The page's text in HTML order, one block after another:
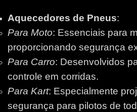
Aquecedores de Pneus:
Para Moto: Essenciais para
proporcionando segurança
Para Carro: Desenvolvidos
controle em corridas.
Para Kart: Especialmente
segurança para pilotos de